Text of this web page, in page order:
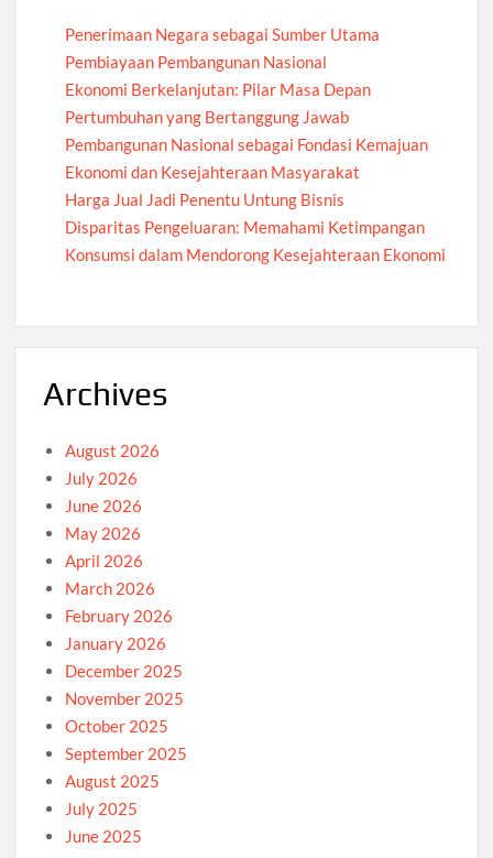
Penerimaan Negara sebagai Sumber Utama
Pembiayaan Pembangunan Nasional
Ekonomi Berkelanjutan: Pilar Masa Depan
Pertumbuhan yang Bertanggung Jawab
Pembangunan Nasional sebagai Fondasi Kemajuan
Ekonomi dan Kesejahteraan Masyarakat
Harga Jual Jadi Penentu Untung Bisnis
Disparitas Pengeluaran: Memahami Ketimpangan
Konsumsi dalam Mendorong Kesejahteraan Ekonomi
Archives
August 2026
July 2026
June 2026
May 2026
April 2026
March 2026
February 2026
January 2026
December 2025
November 2025
October 2025
September 2025
August 2025
July 2025
June 2025